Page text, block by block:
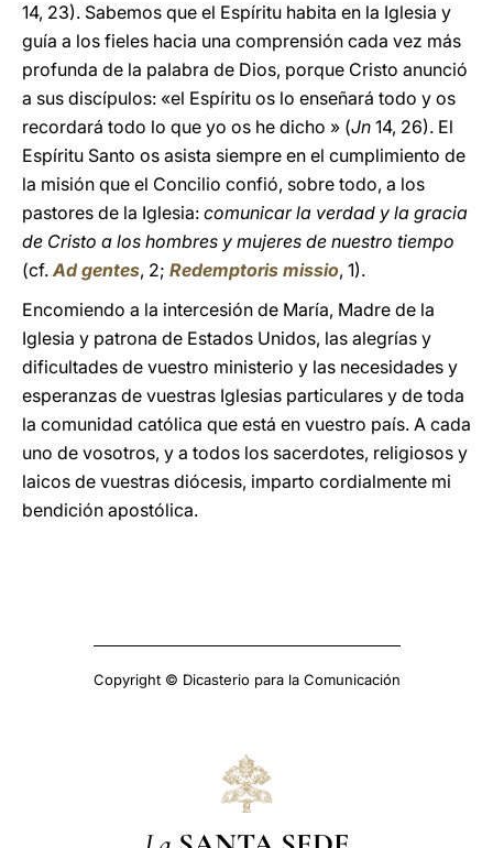
14, 23). Sabemos que el Espíritu habita en la Iglesia y
guía a los fieles hacia una comprensión cada vez más
profunda de la palabra de Dios, porque Cristo anunció
a sus discípulos: «el Espíritu os lo enseñará todo y os
recordará todo lo que yo os he dicho » (Jn 14, 26). El
Espíritu Santo os asista siempre en el cumplimiento de
la misión que el Concilio confió, sobre todo, a los
pastores de la Iglesia: comunicar la verdad y la gracia
de Cristo a los hombres y mujeres de nuestro tiempo
(cf.Ad gentes, 2; Redemptoris missio, 1).
Encomiendo a la intercesión de María, Madre de la
Iglesia y patrona de Estados Unidos, las alegrías y
dificultades de vuestro ministerio y las necesidades y
esperanzas de vuestras Iglesias particulares y de toda
la comunidad católica que está en vuestro país. A cada
uno de vosotros, y a todos los sacerdotes, religiosos y
laicos de vuestras diócesis, imparto cordialmente mi
bendición apostólica.
Copyright © Dicasterio para la Comunicación